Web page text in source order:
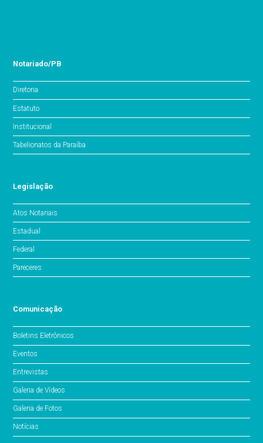
Notariado/PB
Diretoria
Estatuto
Institucional
Tabelionatos da Paraíba
Legislação
Atos Notariais
Estadual
Federal
Pareceres
Comunicação
Boletins Eletrônicos
Eventos
Entrevistas
Galeria de Vídeos
Galeria de Fotos
Notícias